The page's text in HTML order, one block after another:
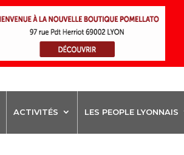
ACTIVITÉS LES PEOPLE LYONNAIS